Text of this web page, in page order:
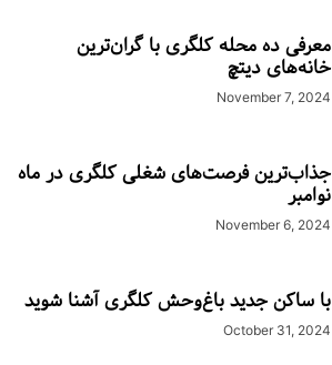
معرفی ده محله کلگری با گران‌ترین
خانه‌های دیتچ
November 7, 2024
جذاب‌ترین فرصت‌های شغلی کلگری در ماه
نوامبر
November 6, 2024
با ساکن جدید باغ‌وحش کلگری آشنا شوید
October 31, 2024